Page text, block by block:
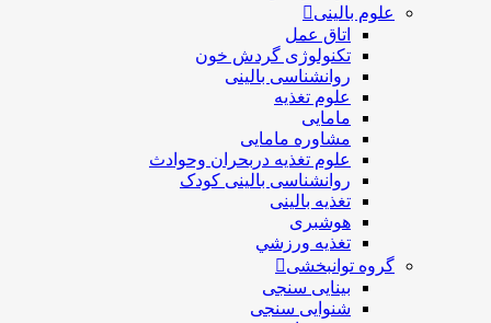
علوم بالینی
اتاق عمل
تکنولوژی گردش خون
روانشناسی بالینی
علوم تغذیه
مامایی
مشاوره مامایی
علوم تغذیه دربحران وحوادث
روانشناسی بالینی کودک
تغذیه بالینی
هوشبری
تغذيه ورزشي
گروه توانبخشی
بینایی سنجی
شنوایی سنجی